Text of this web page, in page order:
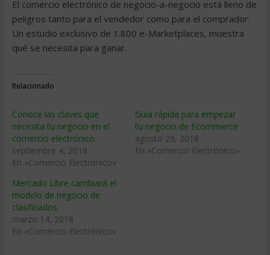
El comercio electrónico de negocio-a-negocio está lleno de
peligros tanto para el vendedor como para el comprador.
Un estudio exclusivo de 1.800 e-Marketplaces, muestra
qué se necesita para ganar.
Relacionado
Conoce las claves que
necesita tu negocio en el
comercio electrónico
septiembre 4, 2018
En «Comercio Electrónico»
Guía rápida para empezar
tu negocio de Ecommerce
agosto 29, 2018
En «Comercio Electrónico»
Mercado Libre cambiará el
modelo de negocio de
clasificados
marzo 14, 2018
En «Comercio Electrónico»